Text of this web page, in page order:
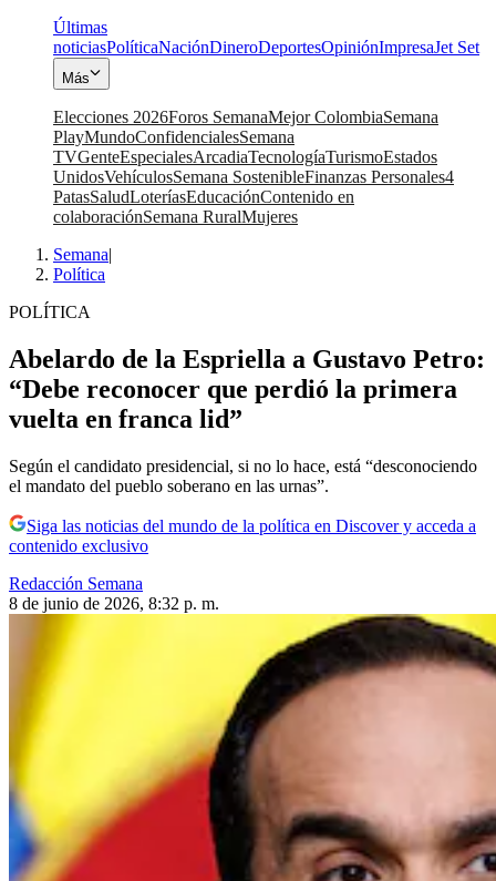
Últimas
noticiasPolíticaNaciónDineroDeportesOpiniónImpresaJet Set
Más
Elecciones 2026Foros SemanaMejor ColombiaSemana
PlayMundoConfidencialesSemana
TVGenteEspecialesArcadiaTecnologíaTurismoEstados
UnidosVehículosSemana SostenibleFinanzas Personales4
PatasSaludLoteríasEducaciónContenido en
colaboraciónSemana RuralMujeres
Semana|
Política
POLÍTICA
Abelardo de la Espriella a Gustavo Petro:
“Debe reconocer que perdió la primera
vuelta en franca lid”
Según el candidato presidencial, si no lo hace, está “desconociendo
el mandato del pueblo soberano en las urnas”.
Siga las noticias del mundo de la política en Discover y acceda a
contenido exclusivo
Redacción Semana
8 de junio de 2026, 8:32 p. m.